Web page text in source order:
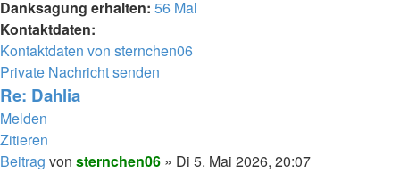
Danksagung erhalten: 56 Mal
Kontaktdaten:
Kontaktdaten von sternchen06
Private Nachricht senden
Re: Dahlia
Melden
Zitieren
Beitrag von sternchen06 » Di 5. Mai 2026, 20:07